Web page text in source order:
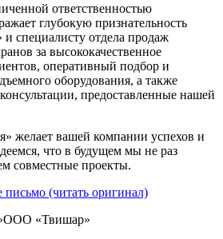
ответственностью
глубокую признательность
отдела продаж
за высококачественное
оперативный подбор и
оборудования, а также
предоставленные нашей
желает вашей компании успехов и
что в будущем мы не раз
совместные проекты.
письмо (читать оригинал)
ООО «Твишар»